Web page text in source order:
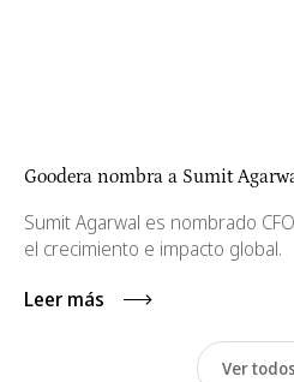
Goodera nombra a Sumit
Sumit Agarwal es nombrado
el crecimiento e impacto global.
Leer más
Ver